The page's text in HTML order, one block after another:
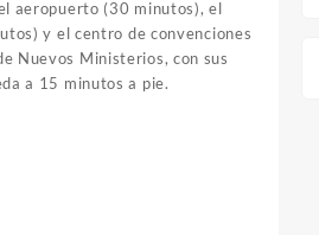
aeropuerto (30 minutos), el
y el centro de convenciones
Nuevos Ministerios, con sus
a 15 minutos a pie.